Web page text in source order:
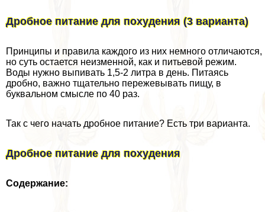
Дробное питание для похудения (3 варианта)
Принципы и правила каждого из них немного отличаются,
но суть остается неизменной, как и питьевой режим.
Воды нужно выпивать 1,5-2 литра в день. Питаясь
дробно, важно тщательно пережевывать пищу, в
буквальном смысле по 40 раз.
Так с чего начать дробное питание? Есть три варианта.
Дробное питание для похудения
Содержание: